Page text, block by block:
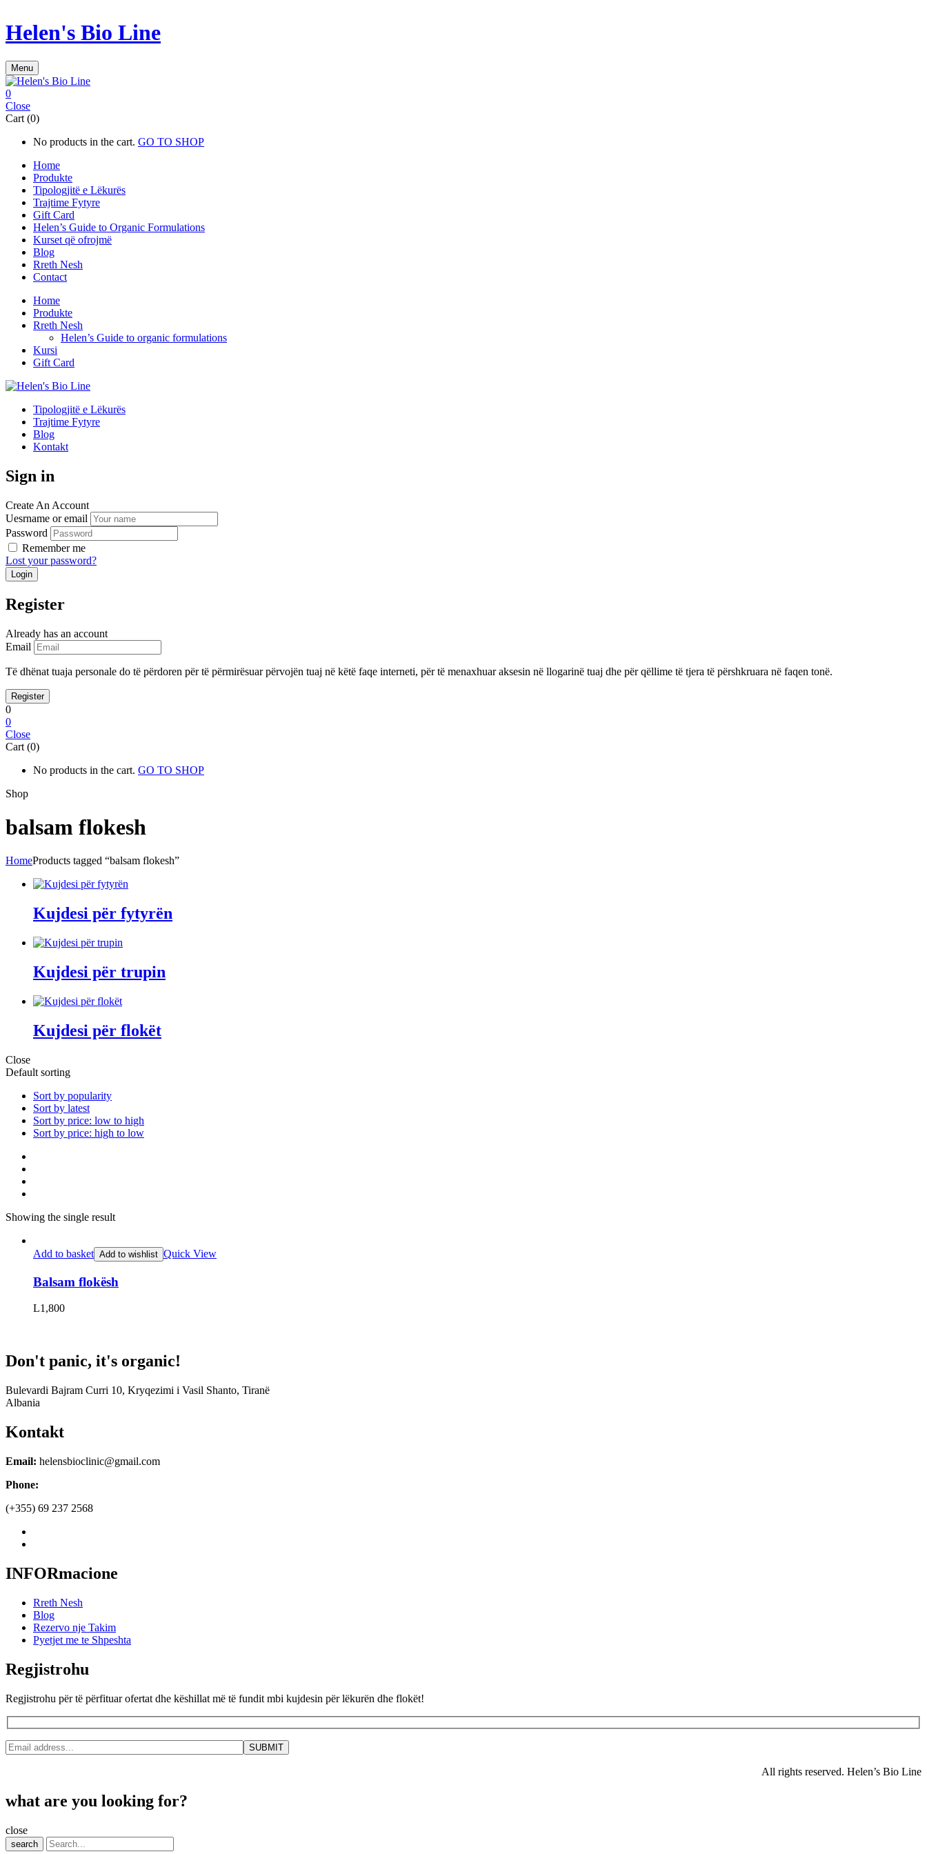
Helen's Bio Line
Menu
0
Close
Cart (0)
No products in the cart. GO TO SHOP
Home
Produkte
Tipologjitë e Lëkurës
Trajtime Fytyre
Gift Card
Helen’s Guide to Organic Formulations
Kurset që ofrojmë
Blog
Rreth Nesh
Contact
Home
Produkte
Rreth Nesh
Helen’s Guide to organic formulations
Kursi
Gift Card
Tipologjitë e Lëkurës
Trajtime Fytyre
Blog
Kontakt
Sign in
Create An Account
Uesrname or email
Password
Remember me
Lost your password?
Register
Already has an account
Email
Të dhënat tuaja personale do të përdoren për të përmirësuar përvojën tuaj në këtë faqe interneti, për të menaxhuar aksesin në llogarinë tuaj dhe për qëllime të tjera të përshkruara në faqen tonë.
0
0
Close
Cart (0)
No products in the cart. GO TO SHOP
Shop
balsam flokesh
HomeProducts tagged “balsam flokesh”
Kujdesi për fytyrën
Kujdesi për trupin
Kujdesi për flokët
Close
Default sorting
Sort by popularity
Sort by latest
Sort by price: low to high
Sort by price: high to low
Showing the single result
Add to basket Add to wishlist Quick View
Balsam flokësh
L1,800
Don't panic, it's organic!
Bulevardi Bajram Curri 10, Kryqezimi i Vasil Shanto, Tiranë
Albania
Kontakt
Email: helensbioclinic@gmail.com
Phone:
(+355) 69 237 2568
INFORmacione
Rreth Nesh
Blog
Rezervo nje Takim
Pyetjet me te Shpeshta
Regjistrohu
Regjistrohu për të përfituar ofertat dhe këshillat më të fundit mbi kujdesin për lëkurën dhe flokët!
All rights reserved. Helen’s Bio Line
what are you looking for?
close
search